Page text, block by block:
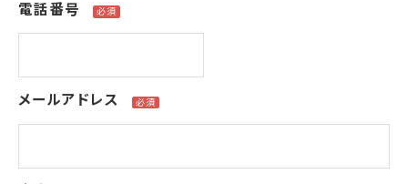
電話番号
メールアドレス